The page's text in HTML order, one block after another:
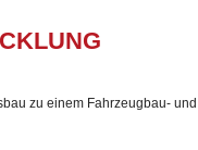
zu einem Fahrzeugbau-